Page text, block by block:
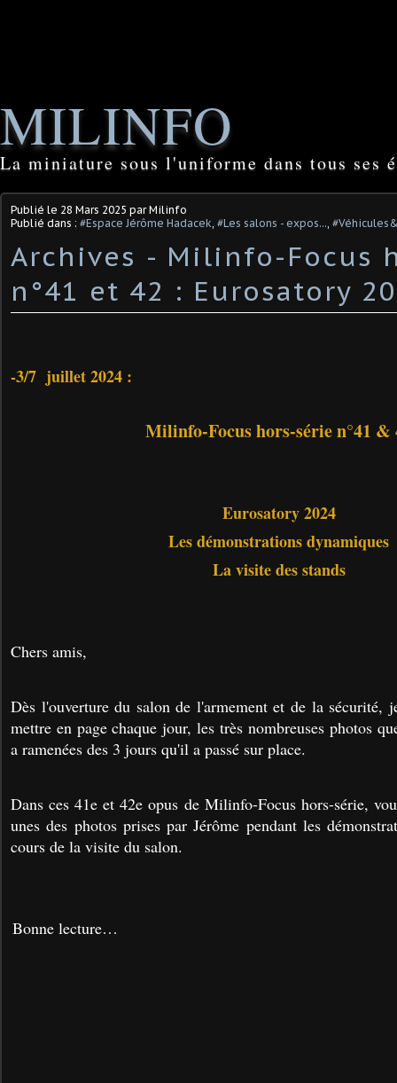
MILINFO
La miniature sous l'uniforme dans tous ses
Publié le 28 Mars 2025 par Milinfo
Publié dans : #Espace Jérôme Hadacek, #Les salons - expos...,
Archives - Milinfo-Focus
n°41 et 42 : Eurosatory
-3/7 juillet 2024 :
Milinfo-Focus hors-série n°41 &
Eurosatory 2024
Les démonstrations dynamiques
La visite des stands
Chers amis,
Dès l'ouverture du salon de l'armement et de la sécurité,
mettre en page chaque jour, les très nombreuses photos
a ramenées des 3 jours qu'il a passé sur place.
Dans ces 41e et 42e opus de Milinfo-Focus hors-série,
unes des photos prises par Jérôme pendant les
cours de la visite du salon.
Bonne lecture…